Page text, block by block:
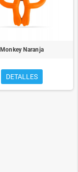
Monkey Naranja
DETALLES